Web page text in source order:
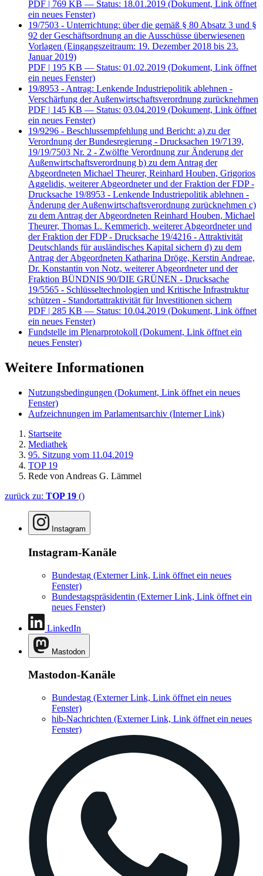
PDF | 769 KB — Status: 18.01.2019 (Dokument, Link öffnet
ein neues Fenster)
19/7503 - Unterrichtung: über die gemäß § 80 Absatz 3 und §
92 der Geschäftsordnung an die Ausschüsse überwiesenen
Vorlagen (Eingangszeitraum: 19. Dezember 2018 bis 23.
Januar 2019)
PDF | 195 KB — Status: 01.02.2019 (Dokument, Link öffnet
ein neues Fenster)
19/8953 - Antrag: Lenkende Industriepolitik ablehnen -
Verschärfung der Außenwirtschaftsverordnung zurücknehmen
PDF | 145 KB — Status: 03.04.2019 (Dokument, Link öffnet
ein neues Fenster)
19/9296 - Beschlussempfehlung und Bericht: a) zu der
Verordnung der Bundesregierung - Drucksachen 19/7139,
19/19/7503 Nr. 2 - Zwölfte Verordnung zur Änderung der
Außenwirtschaftsverordnung b) zu dem Antrag der
Abgeordneten Michael Theurer, Reinhard Houben, Grigorios
Aggelidis, weiterer Abgeordneter und der Fraktion der FDP -
Drucksache 19/8953 - Lenkende Industriepolitik ablehnen -
Änderung der Außenwirtschaftsverordnung zurücknehmen c)
zu dem Antrag der Abgeordneten Reinhard Houben, Michael
Theurer, Thomas L. Kemmerich, weiterer Abgeordneter und
der Fraktion der FDP - Drucksache 19/4216 - Attraktivität
Deutschlands für ausländisches Kapital sichern d) zu dem
Antrag der Abgeordneten Katharina Dröge, Kerstin Andreae,
Dr. Konstantin von Notz, weiterer Abgeordneter und der
Fraktion BÜNDNIS 90/DIE GRÜNEN - Drucksache
19/5565 - Schlüsseltechnologien und Kritische Infrastruktur
schützen - Standortattraktivität für Investitionen sichern
PDF | 285 KB — Status: 10.04.2019 (Dokument, Link öffnet
ein neues Fenster)
Fundstelle im Plenarprotokoll (Dokument, Link öffnet ein
neues Fenster)
Weitere Informationen
Nutzungsbedingungen (Dokument, Link öffnet ein neues
Fenster)
Aufzeichnungen im Parlamentsarchiv (Interner Link)
Startseite
Mediathek
95. Sitzung vom 11.04.2019
TOP 19
Rede von Andreas G. Lämmel
zurück zu: TOP 19 ()
Instagram
Instagram-Kanäle
Bundestag (Externer Link, Link öffnet ein neues
Fenster)
Bundestagspräsidentin (Externer Link, Link öffnet ein
neues Fenster)
LinkedIn
Mastodon
Mastodon-Kanäle
Bundestag (Externer Link, Link öffnet ein neues
Fenster)
hib-Nachrichten (Externer Link, Link öffnet ein neues
Fenster)